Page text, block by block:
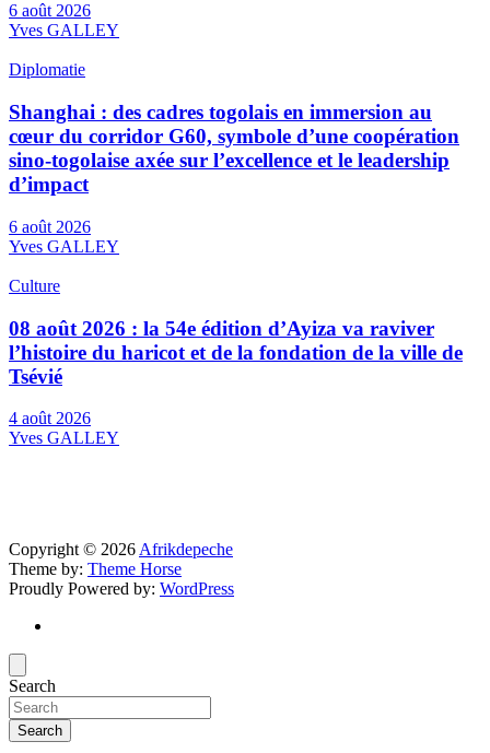
6 août 2026
Yves GALLEY
Diplomatie
Shanghai : des cadres togolais en immersion au
cœur du corridor G60, symbole d’une coopération
sino-togolaise axée sur l’excellence et le leadership
d’impact
6 août 2026
Yves GALLEY
Culture
08 août 2026 : la 54e édition d’Ayiza va raviver
l’histoire du haricot et de la fondation de la ville de
Tsévié
4 août 2026
Yves GALLEY
Copyright © 2026 Afrikdepeche
Theme by: Theme Horse
Proudly Powered by: WordPress
Search
Search